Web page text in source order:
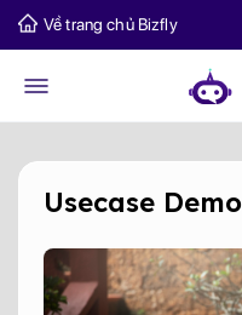
Về trang chủ Bizfly
Usecase Demo